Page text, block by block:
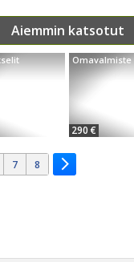
Aiemmin katsotut
Omavalmiste
290 €
7 8